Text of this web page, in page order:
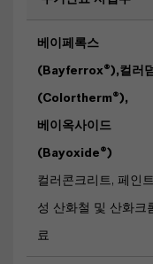
베이페록스
(Bayferrox®),컬러덤
(Colortherm®),
베이옥사이드
(Bayoxide®)
컬러콘크리트, 페인
성 산화철 및 산화크
료